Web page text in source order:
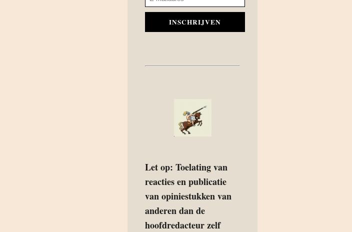
INSCHRIJVEN
Let op: Toelating van
reacties en publicatie
van opiniestukken van
anderen dan de
hoofdredacteur zelf